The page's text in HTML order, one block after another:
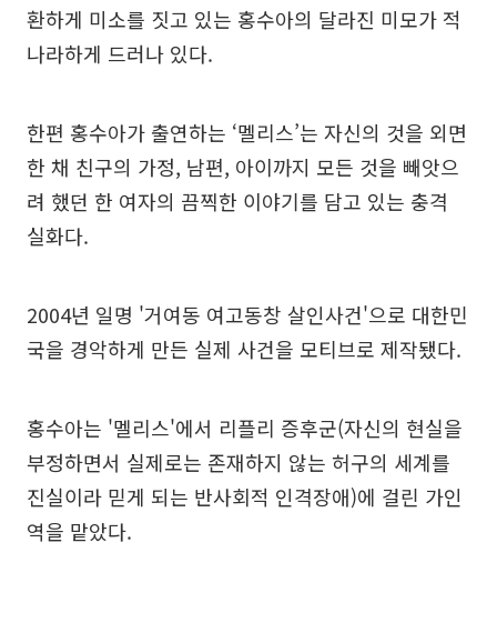
환하게 미소를 짓고 있는 홍수아의 달라진 미모가 적
나라하게 드러나 있다.
한편 홍수아가 출연하는 ‘멜리스’는 자신의 것을 외면
한 채 친구의 가정, 남편, 아이까지 모든 것을 빼앗으
려 했던 한 여자의 끔찍한 이야기를 담고 있는 충격
실화다.
2004년 일명 '거여동 여고동창 살인사건'으로 대한민
국을 경악하게 만든 실제 사건을 모티브로 제작됐다.
홍수아는 '멜리스'에서 리플리 증후군(자신의 현실을
부정하면서 실제로는 존재하지 않는 허구의 세계를
진실이라 믿게 되는 반사회적 인격장애)에 걸린 가인
역을 맡았다.